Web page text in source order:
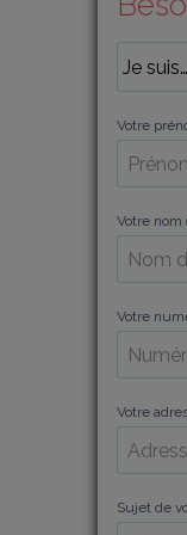
Votre
Votre
Votre
Votre
Sujet de